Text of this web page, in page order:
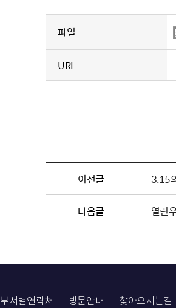
파일
URL
이전글 3.15
다음글 열린
부서별연락처 방문안내 찾아오시는길